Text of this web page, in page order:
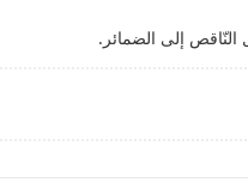
إلى الضمائر.